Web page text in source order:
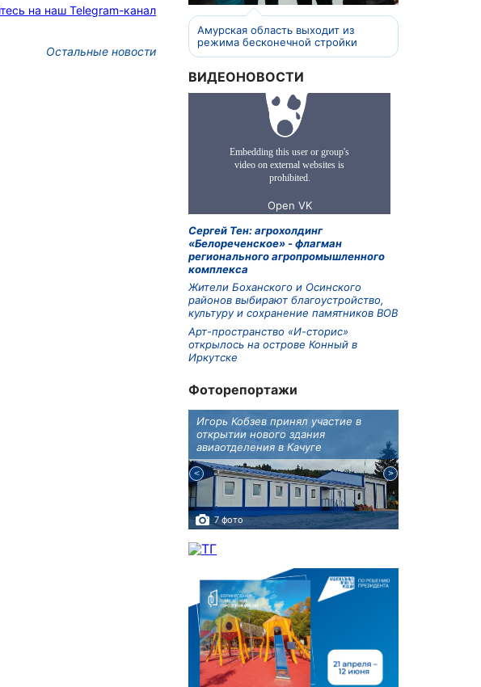
на наш Telegram-канал
Остальные новости
Амурская область выходит из
режима бесконечной стройки
ВИДЕОНОВОСТИ
Сергей Тен: агрохолдинг
«Белореченское» - флагман
регионального агропромышленного
комплекса
Жители Боханского и Осинского
районов выбирают благоустройство,
культуру и сохранение памятников ВОВ
Арт-пространство «И-сторис»
открылось на острове Конный в
Иркутске
Фоторепортажи
Игорь Кобзев принял участие в
открытии нового здания
авиаотделения в Качуге
7 фото